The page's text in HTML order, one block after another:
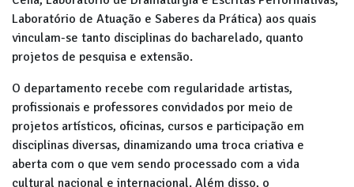
Laboratório de Atuação e Saberes da Prática) aos quais
vinculam-se tanto disciplinas do bacharelado, quanto
projetos de pesquisa e extensão.
O departamento recebe com regularidade artistas,
profissionais e professores convidados por meio de
projetos artísticos, oficinas, cursos e participação em
disciplinas diversas, dinamizando uma troca criativa e
aberta com o que vem sendo processado com a vida
cultural nacional e internacional. Além disso, o